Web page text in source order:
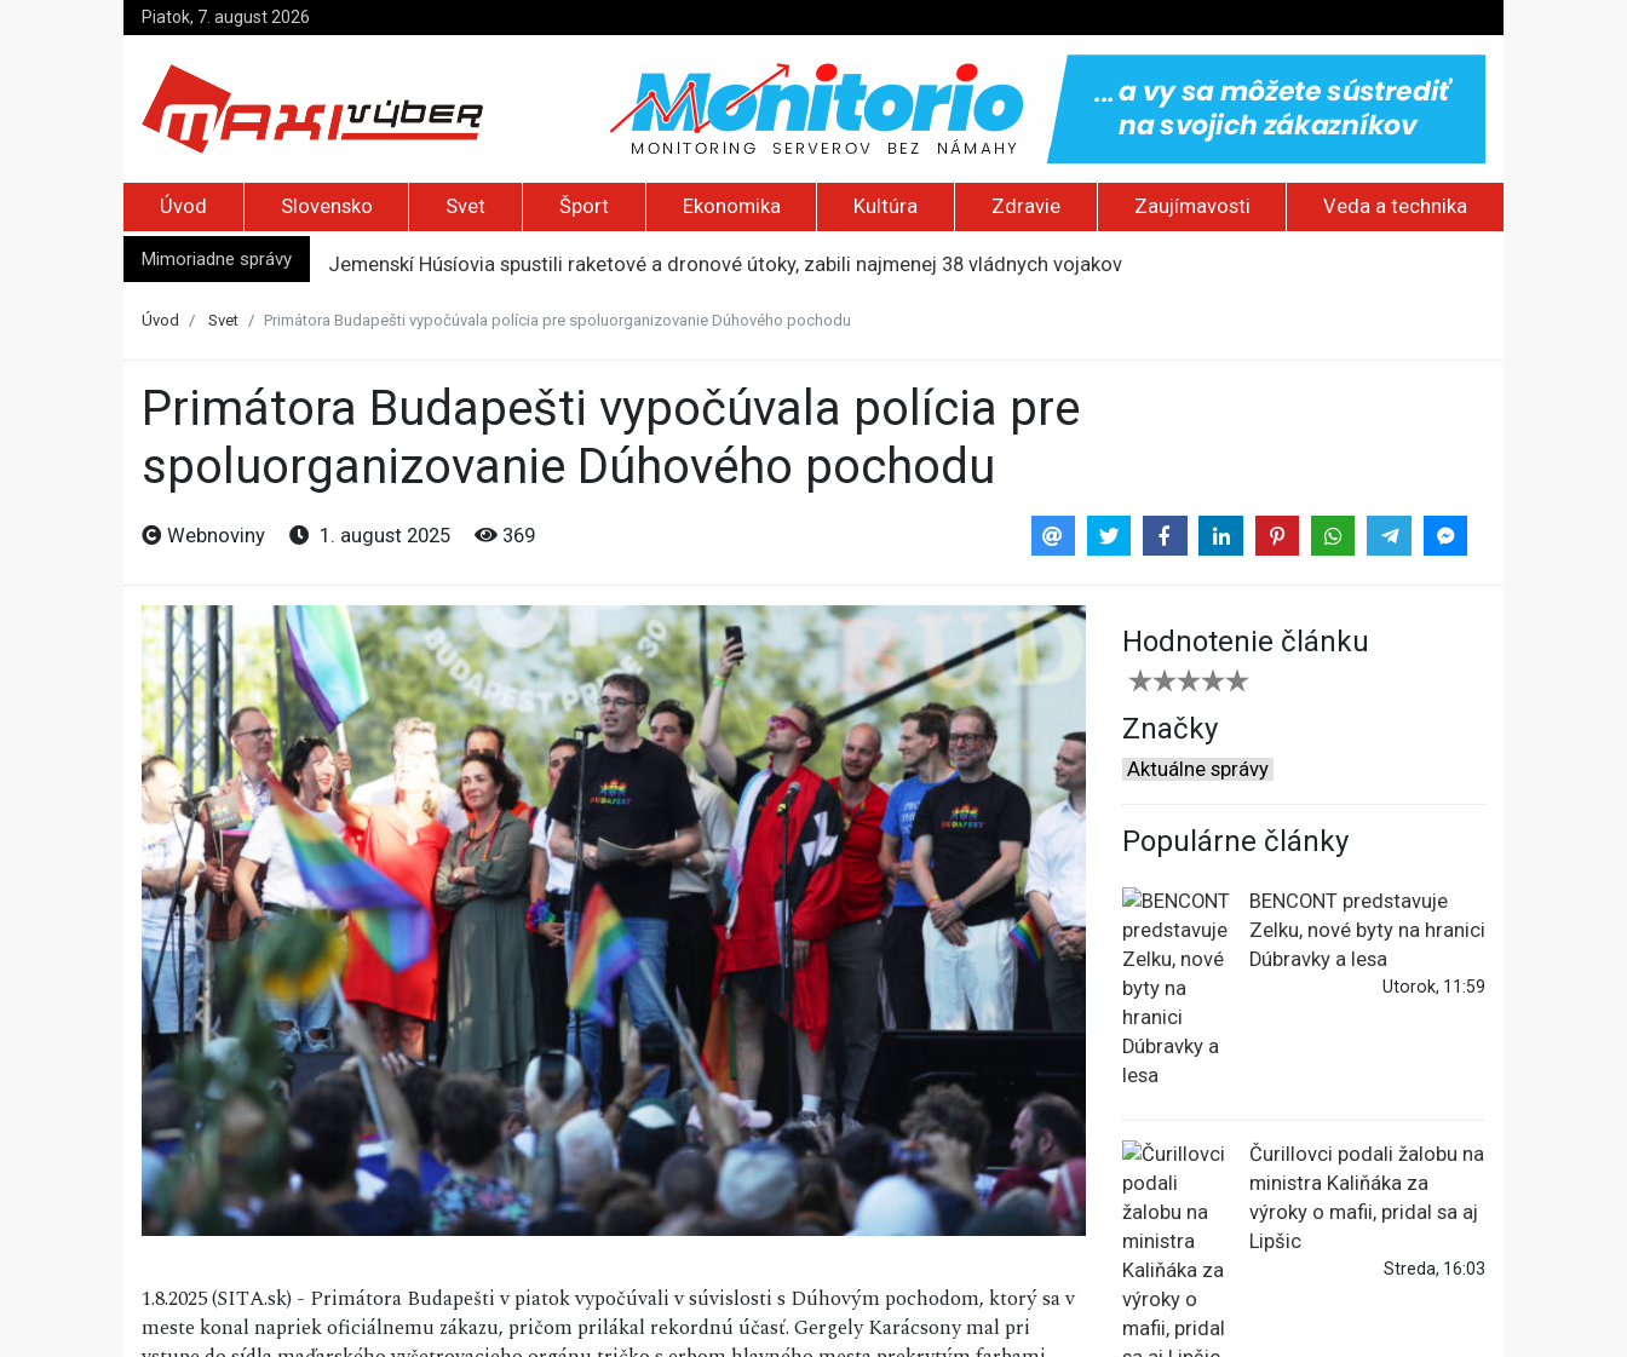
Piatok, 7. august 2026
Úvod Slovensko Svet Šport Ekonomika Kultúra Zdravie Zaujímavosti Veda a technika
Mimoriadne správy
Jemenskí Húsíovia spustili raketové a dronové útoky, zabili najmenej 38 vládnych vojakov
Irán pohrozil susedom, že „zhasne celý Perzský záliv“, pripravil zoznam cieľov
Úvod Svet Primátora Budapešti vypočúvala polícia pre spoluorganizovanie Dúhového pochodu
Primátora Budapešti vypočúvala polícia pre
spoluorganizovanie Dúhového pochodu
Webnoviny 1. august 2025 369
1.8.2025 (SITA.sk) - Primátora Budapešti v piatok vypočúvali v súvislosti s Dúhovým pochodom, ktorý sa v
meste konal napriek oficiálnemu zákazu, pričom prilákal rekordnú účasť. Gergely Karácsony mal pri
Hodnotenie článku
Značky
Aktuálne správy
Populárne články
BENCONT predstavuje
Zelku, nové byty na hranici
Dúbravky a lesa
Utorok, 11:59
Čurillovci podali žalobu na
ministra Kaliňáka za
výroky o mafii, pridal sa aj
Lipšic
Streda, 16:03